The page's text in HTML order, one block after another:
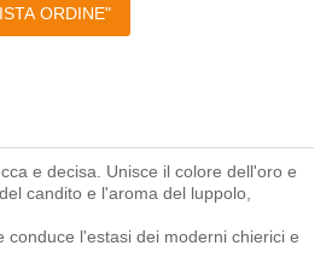
ORDINE"
e decisa. Unisce il colore dell'oro e
candito e l'aroma del luppolo,
conduce l'estasi dei moderni chierici e